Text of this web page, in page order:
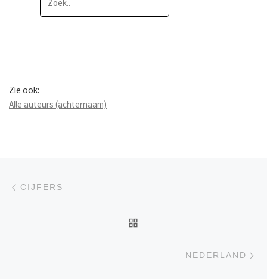
Zie ook:
Alle auteurs (achternaam)
Berichtnavigatie
CIJFERS
NEDERLAND